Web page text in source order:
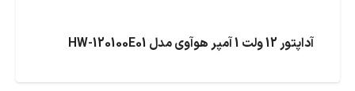
آداپتور 12 ولت 1 آمپر هوآوی مدل HW-120100E01